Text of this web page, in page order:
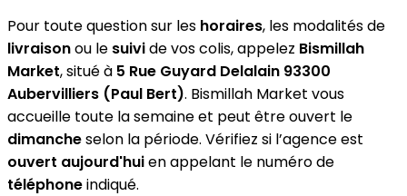
Pour toute question sur les horaires, les modalités de
livraisonou le suivide vos colis, appelez Bismillah
Market, situé à 5 Rue Guyard Delalain 93300
Aubervilliers (Paul Bert). Bismillah Market vous
accueille toute la semaine et peut être ouvert le
dimancheselon la période. Vérifiez si l’agence est
ouvert aujourd'huien appelant le numéro de
téléphoneindiqué.